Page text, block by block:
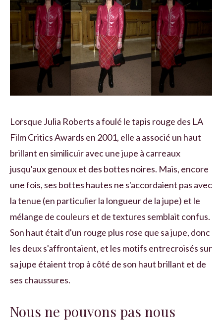
Lorsque Julia Roberts a foulé le tapis rouge des LA
Film Critics Awards en 2001, elle a associé un haut
brillant en similicuir avec une jupe à carreaux
jusqu'aux genoux et des bottes noires. Mais, encore
une fois, ses bottes hautes ne s'accordaient pas avec
la tenue (en particulier la longueur de la jupe) et le
mélange de couleurs et de textures semblait confus.
Son haut était d'un rouge plus rose que sa jupe, donc
les deux s'affrontaient, et les motifs entrecroisés sur
sa jupe étaient trop à côté de son haut brillant et de
ses chaussures.
Nous ne pouvons pas nous